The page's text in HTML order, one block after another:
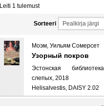
Leiti 1 tulemust
Sorteeri
Моэм, Уильям Сомерсет
Узорный покров
Эстонская
слепых, 2018
Helisalvestis, DAISY 2.02